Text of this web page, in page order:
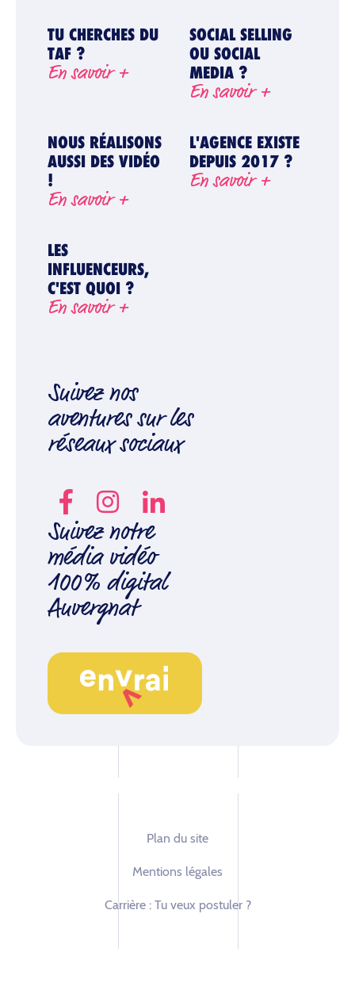
TU CHERCHES DU
TAF ?
En savoir +
SOCIAL SELLING
OU SOCIAL
MEDIA ?
En savoir +
NOUS RÉALISONS
AUSSI DES VIDÉO
!
En savoir +
L'AGENCE EXISTE
DEPUIS 2017 ?
En savoir +
LES
INFLUENCEURS,
C'EST QUOI ?
En savoir +
Suivez nos
aventures sur les
réseaux sociaux
Suivez notre
média vidéo
100% digital
Auvergnat
Plan du site
Mentions légales
Carrière : Tu veux postuler ?
SOLUTIONS
BLOG
CONTACT